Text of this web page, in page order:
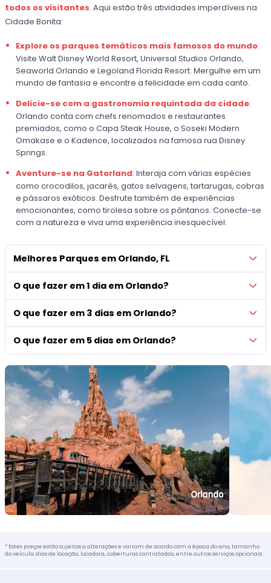
todos os visitantes. Aqui estão três atividades imperdíveis na
Cidade Bonita:
Explore os parques temáticos mais famosos do mundo:
Visite Walt Disney World Resort, Universal Studios Orlando,
Seaworld Orlando e Legoland Florida Resort. Mergulhe em um
mundo de fantasia e encontre a felicidade em cada canto.
Delicie-se com a gastronomia requintada da cidade:
Orlando conta com chefs renomados e restaurantes
premiados, como o Capa Steak House, o Soseki Modern
Omakase e o Kadence, localizados na famosa rua Disney
Springs.
Aventure-se na Gatorland: Interaja com várias espécies
como crocodilos, jacarés, gatos selvagens, tartarugas, cobras
e pássaros exóticos. Desfrute também de experiências
emocionantes, como tirolesa sobre os pântanos. Conecte-se
com a natureza e viva uma experiência inesquecível.
Melhores Parques em Orlando, FL
O que fazer em 1 dia em Orlando?
O que fazer em 3 dias em Orlando?
O que fazer em 5 dias em Orlando?
* Estes preços estão sujeitos a alterações e variam de acordo com a época do ano, tamanho
do veículo, dias de locação, locadora, coberturas contratadas, entre outros serviços opcionais.